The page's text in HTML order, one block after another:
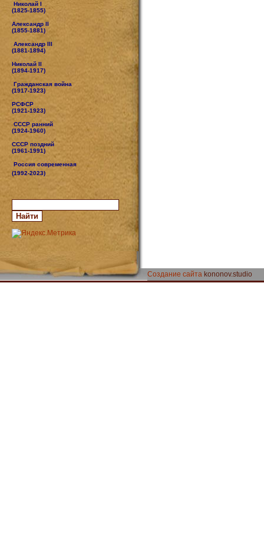
Николай I
(1825-1855)
Александр II
(1855-1881)
Александр III
(1881-1894)
Николай II
(1894-1917)
Гражданская война
(1917-1923)
РСФСР
(1921-1923)
СССР ранний
(1924-1960)
СССР поздний
(1961-1991)
Россия современная
(1992-2023)
Создание сайта kononov.studio